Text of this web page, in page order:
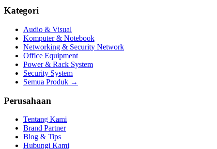
Kategori
Audio & Visual
Komputer & Notebook
Networking & Security Network
Office Equipment
Power & Rack System
Security System
Semua Produk →
Perusahaan
Tentang Kami
Brand Partner
Blog & Tips
Hubungi Kami